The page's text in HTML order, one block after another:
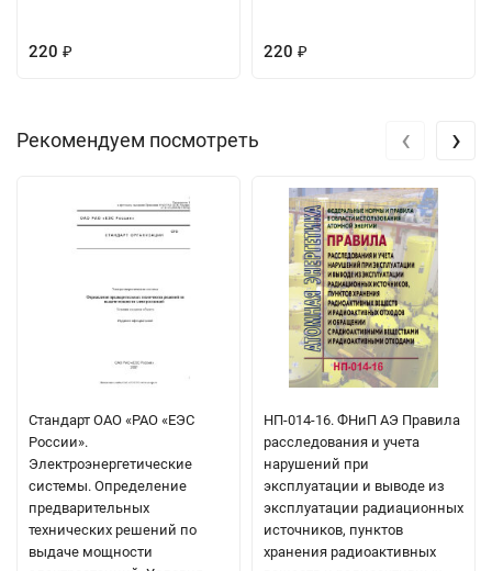
220 ₽ 220 ₽
Рекомендуем посмотреть
Стандарт ОАО «РАО «ЕЭС
России».
Электроэнергетические
системы. Определение
предварительных
технических решений по
выдаче мощности
НП-014-16. ФНиП АЭ Правила
расследования и учета
нарушений при
эксплуатации и выводе из
эксплуатации радиационных
источников, пунктов
хранения радиоактивных
‹ ›